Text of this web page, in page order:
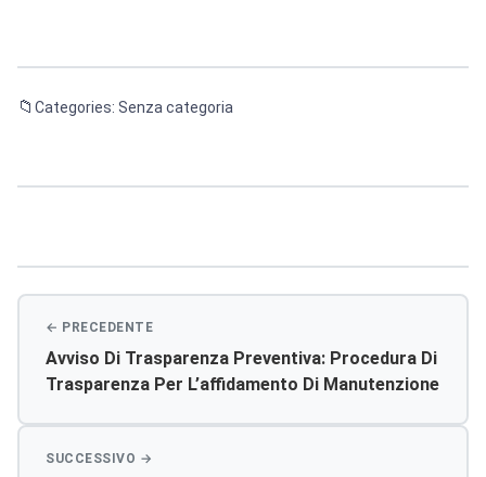
Categories: Senza categoria
Avviso Di Trasparenza Preventiva: Procedura Di
Trasparenza Per L’affidamento Di Manutenzione
Tms 300, In Uso Presso L’u.o. Di Anestesia E